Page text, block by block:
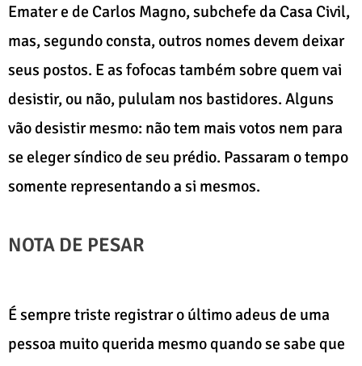
Emater e de Carlos Magno, subchefe da Casa Civil,
mas, segundo consta, outros nomes devem deixar
seus postos. E as fofocas também sobre quem vai
desistir, ou não, pululam nos bastidores. Alguns
vão desistir mesmo: não tem mais votos nem para
se eleger síndico de seu prédio. Passaram o tempo
somente representando a si mesmos.
NOTA DE PESAR
É sempre triste registrar o último adeus de uma
pessoa muito querida mesmo quando se sabe que